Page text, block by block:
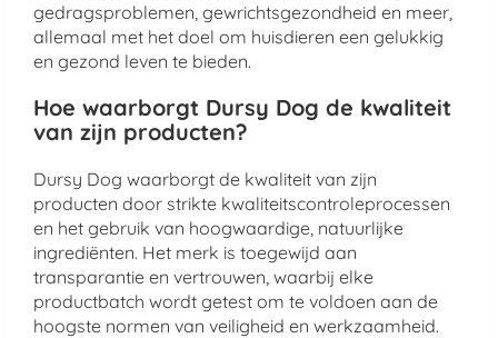
gedragsproblemen, gewrichtsgezondheid en meer,
allemaal met het doel om huisdieren een gelukkig
en gezond leven te bieden.
Hoe waarborgt Dursy Dog de kwaliteit
van zijn producten?
Dursy Dog waarborgt de kwaliteit van zijn
producten door strikte kwaliteitscontroleprocessen
en het gebruik van hoogwaardige, natuurlijke
ingrediënten. Het merk is toegewijd aan
transparantie en vertrouwen, waarbij elke
productbatch wordt getest om te voldoen aan de
hoogste normen van veiligheid en werkzaamheid.